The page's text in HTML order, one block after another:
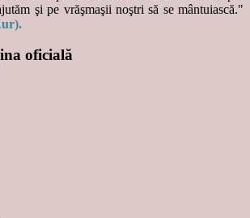
şi pe vrăşmaşii noştri să se mântuiască."
oficială